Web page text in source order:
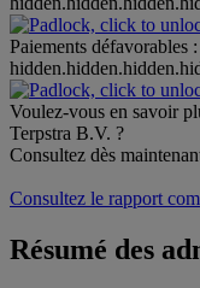
Paiements défavorables :
Voulez-vous en savoir
Terpstra B.V. ?
Consultez dès
Consultez le rapport
Résumé des